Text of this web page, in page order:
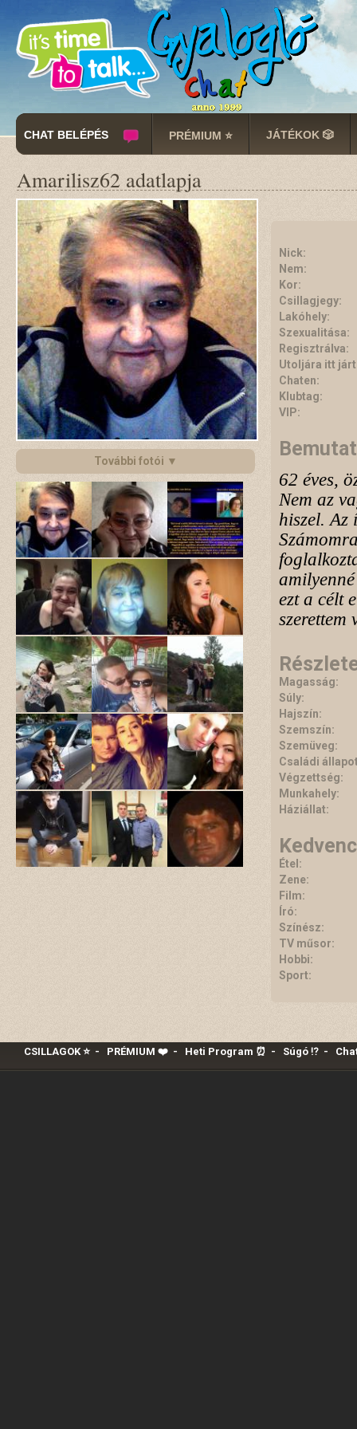
CHAT BELÉPÉS PRÉMIUM ⭐ JÁTÉKOK 🎲
Amarilisz62 adatlapja
További fotói ▼
Nick:
Nem:
Kor:
Csillagjegy:
Lakóhely:
Szexualitása:
Regisztrálva:
Utoljára itt
Chaten:
Klubtag:
VIP:
62 éves,
Nem az
hiszel. Az
ezt a célt
Magasság:
Súly:
Hajszín:
Szemszín:
Szemüveg:
Családi
Végzettség:
Munkahely:
Háziállat:
Étel:
Zene:
Film:
Író:
Színész:
TV műsor:
Hobbi:
Sport:
CSILLAGOK ⭐- PRÉMIUM ❤️‍- Heti Program ⏰ - Súgó ⁉️-